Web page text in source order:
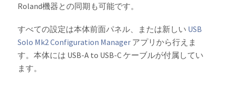
Roland機器との同期も可能です。
すべての設定は本体前面パネル、または新しい USB
Solo Mk2 Configuration Manager アプリから行えま
す。本体には USB-A to USB-C ケーブルが付属してい
ます。